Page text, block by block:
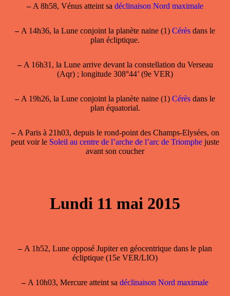
–A 8h58, Vénus atteint sa déclinaison Nord maximale
–A 14h36, la Lune conjoint la planète naine (1) Cérès dans le
plan écliptique.
–A 16h31, la Lune arrive devant la constellation du Verseau
(Aqr) ; longitude 308°44’ (9e VER)
–A 19h26, la Lune conjoint la planète naine (1) Cérès dans le
plan équatorial.
–A Paris à 21h03, depuis le rond-point des Champs-Elysées, on
peut voir le Soleil au centre de l’arche de l’arc de Triomphe juste
avant son coucher
Lundi 11 mai 2015
–A 1h52, Lune opposé Jupiter en géocentrique dans le plan
écliptique (15e VER/LIO)
–A 10h03, Mercure atteint sa déclinaison Nord maximale